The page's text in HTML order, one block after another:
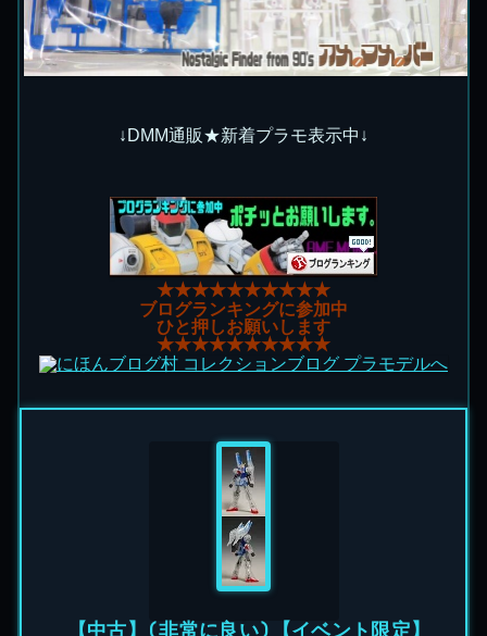
↓DMM通販★新着プラモ表示中↓
★★★★★★★★★★
ブログランキングに参加中
ひと押しお願いします
★★★★★★★★★★
【中古】(非常に良い)【イベント限定】